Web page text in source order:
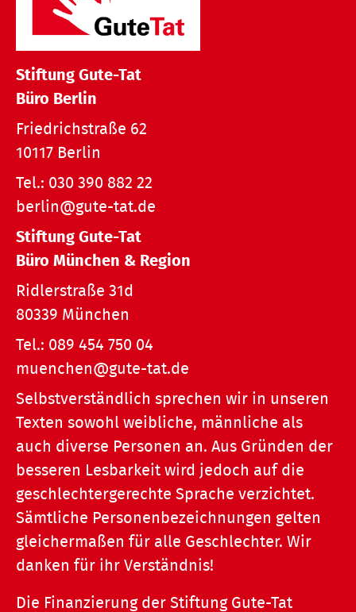
Stiftung Gute-Tat
Büro Berlin
Friedrichstraße 62
10117 Berlin
Tel.: 030 390 882 22
berlin@gute-tat.de
Stiftung Gute-Tat
Büro München & Region
Ridlerstraße 31d
80339 München
Tel.: 089 454 750 04
muenchen@gute-tat.de
Selbstverständlich sprechen wir in unseren
Texten sowohl weibliche, männliche als
auch diverse Personen an. Aus Gründen der
besseren Lesbarkeit wird jedoch auf die
geschlechtergerechte Sprache verzichtet.
Sämtliche Personenbezeichnungen gelten
gleichermaßen für alle Geschlechter. Wir
danken für ihr Verständnis!
Die Finanzierung der Stiftung Gute-Tat